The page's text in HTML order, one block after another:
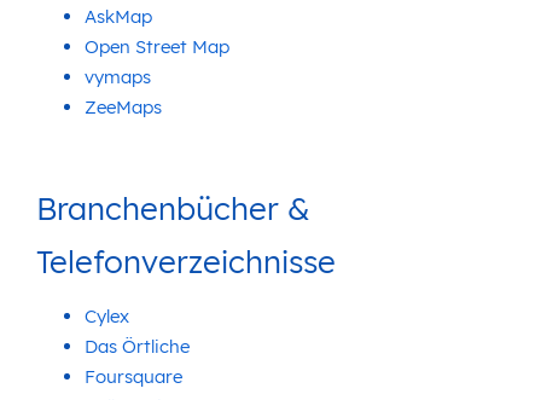
AskMap
Open Street Map
vymaps
ZeeMaps
Branchenbücher &
Telefonverzeichnisse
Cylex
Das Örtliche
Foursquare